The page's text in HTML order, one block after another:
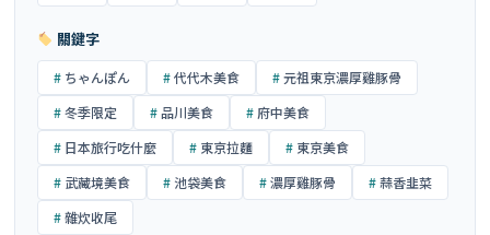
關鍵字
ちゃんぽん 代代木美食
元祖東京濃厚雞豚骨
冬季限定
品川美食
府中美食
日本旅行吃什麼
東京拉麵
東京美食
武藏境美食
池袋美食 濃厚雞豚骨
蒜香韭菜
雜炊收尾